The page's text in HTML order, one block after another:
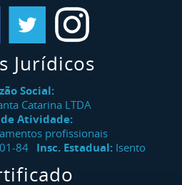
Jurídicos
Social:
Catarina LTDA
de Atividade:
profissionais
84 Insc. Estadual: Isento